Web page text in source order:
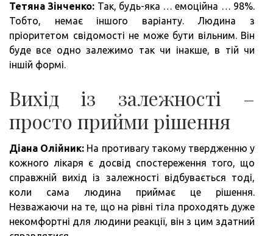
Тетяна Зінченко: Так, будь-яка … емоційна … 98%.
Тобто, немає іншого варіанту. Людина з
пріоритетом свідомості не може бути вільним. Він
буде все одно залежимо так чи інакше, в тій чи
іншій формі.
Вихід із залежності –
просто прийми рішення
Діана Олійник: На противагу такому твердженню у
кожного лікаря є досвід спостереження того, що
справжній вихід із залежності відбувається тоді,
коли сама людина приймає це рішення.
Незважаючи на те, що на рівні тіла проходять дуже
некомфортні для людини реакції, він з цим здатний